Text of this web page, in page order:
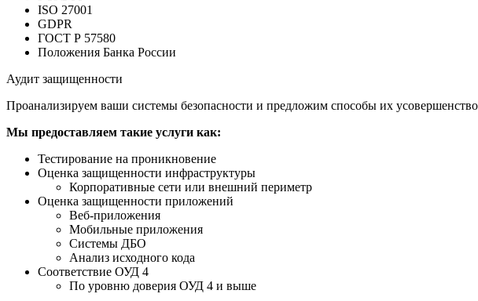
ISO 27001
GDPR
ГОСТ Р 57580
Положения Банка России
Аудит защищенности
Проанализируем ваши системы безопасности и предложим способы их
Мы предоставляем такие услуги как:
Тестирование на проникновение
Оценка защищенности инфраструктуры
Корпоративные сети или внешний периметр
Оценка защищенности приложений
Веб-приложения
Мобильные приложения
Системы ДБО
Анализ исходного кода
Соответствие ОУД 4
По уровню доверия ОУД 4 и выше